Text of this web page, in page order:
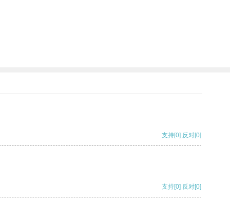
支持[0] 反对[0]
支持[0] 反对[0]